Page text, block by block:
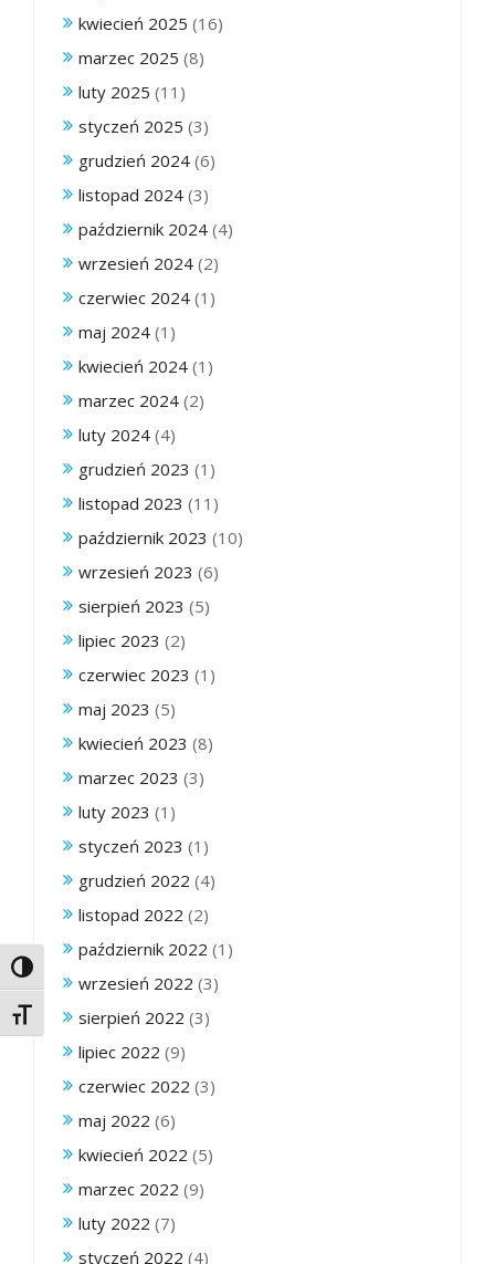
Toggle High Contrast
Toggle Font size
kwiecień 2025 (16)
marzec 2025 (8)
luty 2025 (11)
styczeń 2025 (3)
grudzień 2024 (6)
listopad 2024 (3)
październik 2024 (4)
wrzesień 2024 (2)
czerwiec 2024 (1)
maj 2024 (1)
kwiecień 2024 (1)
marzec 2024 (2)
luty 2024 (4)
grudzień 2023 (1)
listopad 2023 (11)
październik 2023 (10)
wrzesień 2023 (6)
sierpień 2023 (5)
lipiec 2023 (2)
czerwiec 2023 (1)
maj 2023 (5)
kwiecień 2023 (8)
marzec 2023 (3)
luty 2023 (1)
styczeń 2023 (1)
grudzień 2022 (4)
listopad 2022 (2)
październik 2022 (1)
wrzesień 2022 (3)
sierpień 2022 (3)
lipiec 2022 (9)
czerwiec 2022 (3)
maj 2022 (6)
kwiecień 2022 (5)
marzec 2022 (9)
luty 2022 (7)
styczeń 2022 (4)